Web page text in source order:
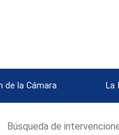
de la Cámara La
Búsqueda de